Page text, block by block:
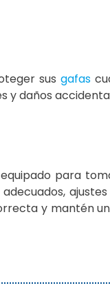
susgafas
y daños
para
y mantén